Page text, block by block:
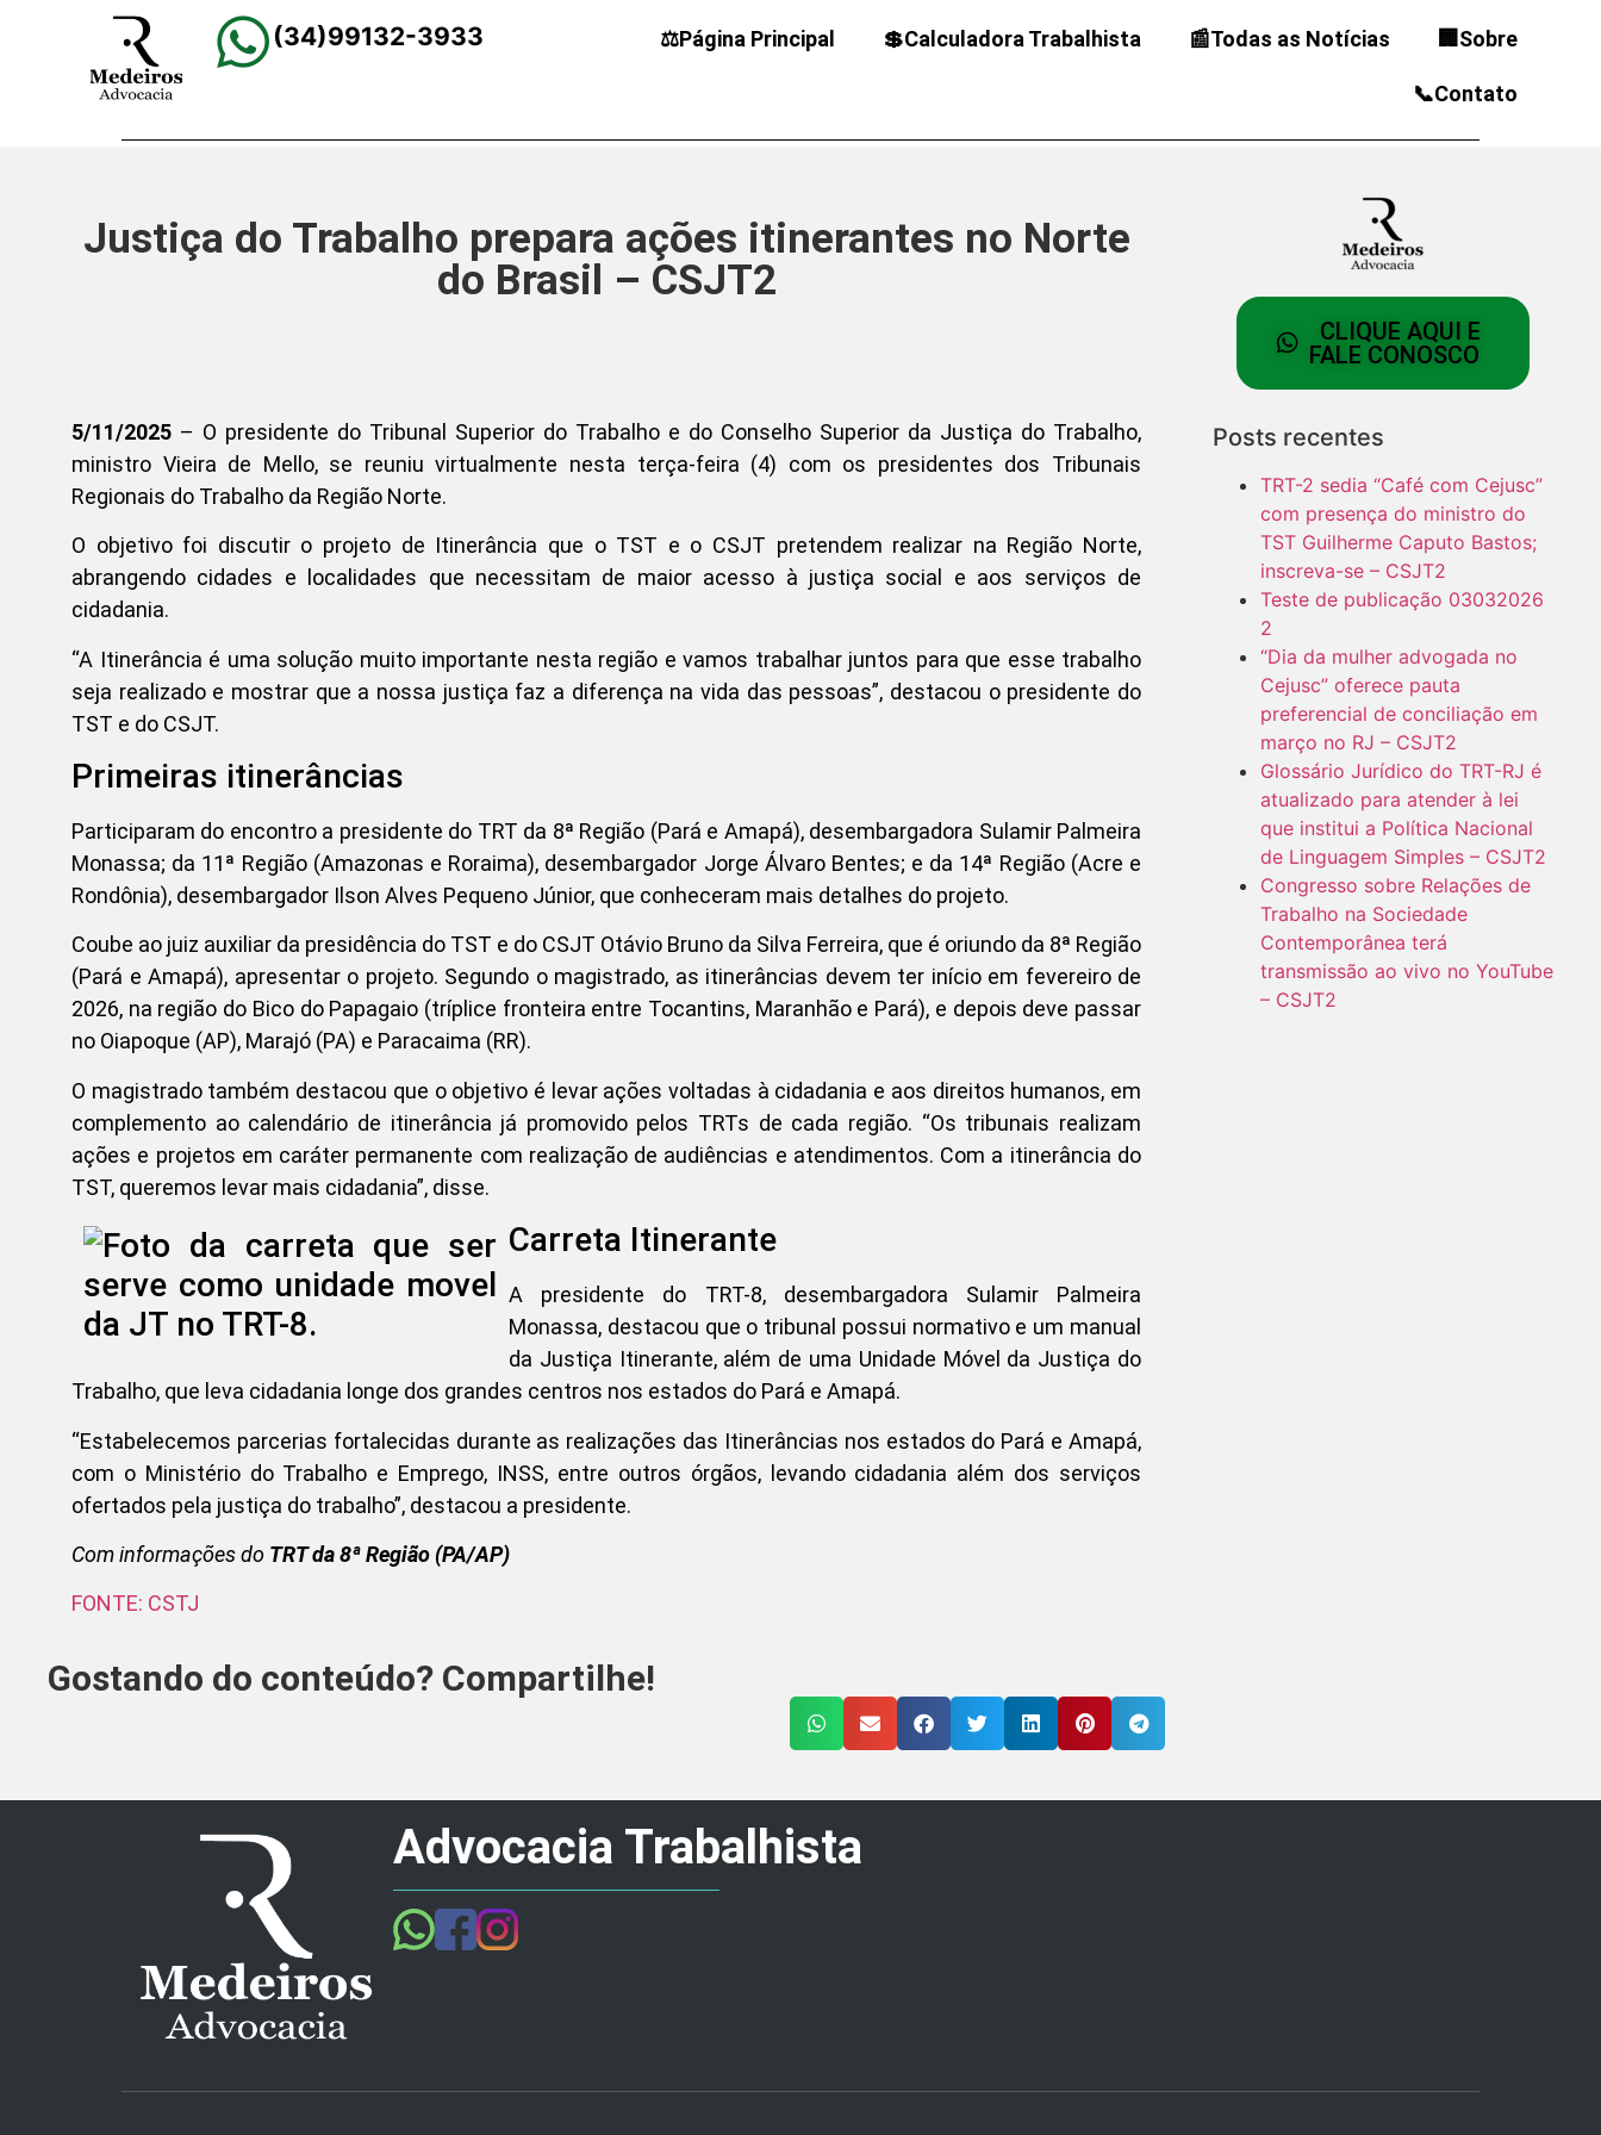
(34)99132-3933 ⚖️Página Principal 💲Calculadora Trabalhista 📰Todas as Notícias 🏢Sobre
📞Contato
Justiça do Trabalho prepara ações itinerantes no Norte
do Brasil – CSJT2
5/11/2025 – O presidente do Tribunal Superior do Trabalho e do Conselho Superior da Justiça do Trabalho,
ministro Vieira de Mello, se reuniu virtualmente nesta terça-feira (4) com os presidentes dos Tribunais
Regionais do Trabalho da Região Norte.
O objetivo foi discutir o projeto de Itinerância que o TST e o CSJT pretendem realizar na Região Norte,
abrangendo cidades e localidades que necessitam de maior acesso à justiça social e aos serviços de
cidadania.
“A Itinerância é uma solução muito importante nesta região e vamos trabalhar juntos para que esse trabalho
seja realizado e mostrar que a nossa justiça faz a diferença na vida das pessoas”, destacou o presidente do
TST e do CSJT.
Primeiras itinerâncias
Participaram do encontro a presidente do TRT da 8ª Região (Pará e Amapá), desembargadora Sulamir Palmeira
Monassa; da 11ª Região (Amazonas e Roraima), desembargador Jorge Álvaro Bentes; e da 14ª Região (Acre e
Rondônia), desembargador Ilson Alves Pequeno Júnior, que conheceram mais detalhes do projeto.
Coube ao juiz auxiliar da presidência do TST e do CSJT Otávio Bruno da Silva Ferreira, que é oriundo da 8ª Região
(Pará e Amapá), apresentar o projeto. Segundo o magistrado, as itinerâncias devem ter início em fevereiro de
2026, na região do Bico do Papagaio (tríplice fronteira entre Tocantins, Maranhão e Pará), e depois deve passar
no Oiapoque (AP), Marajó (PA) e Paracaima (RR).
O magistrado também destacou que o objetivo é levar ações voltadas à cidadania e aos direitos humanos, em
complemento ao calendário de itinerância já promovido pelos TRTs de cada região. “Os tribunais realizam
ações e projetos em caráter permanente com realização de audiências e atendimentos. Com a itinerância do
TST, queremos levar mais cidadania”, disse.
Carreta Itinerante
A presidente do TRT-8, desembargadora Sulamir Palmeira
Monassa, destacou que o tribunal possui normativo e um manual
da Justiça Itinerante, além de uma Unidade Móvel da Justiça do
Trabalho, que leva cidadania longe dos grandes centros nos estados do Pará e Amapá.
“Estabelecemos parcerias fortalecidas durante as realizações das Itinerâncias nos estados do Pará e Amapá,
com o Ministério do Trabalho e Emprego, INSS, entre outros órgãos, levando cidadania além dos serviços
ofertados pela justiça do trabalho”, destacou a presidente.
Com informações do TRT da 8ª Região (PA/AP)
FONTE: CSTJ
Gostando do conteúdo? Compartilhe!
CLIQUE AQUI E
FALE CONOSCO
Posts recentes
TRT-2 sedia “Café com Cejusc”
com presença do ministro do
TST Guilherme Caputo Bastos;
inscreva-se – CSJT2
Teste de publicação 03032026
2
“Dia da mulher advogada no
Cejusc” oferece pauta
preferencial de conciliação em
março no RJ – CSJT2
Glossário Jurídico do TRT-RJ é
atualizado para atender à lei
que institui a Política Nacional
de Linguagem Simples – CSJT2
Congresso sobre Relações de
Trabalho na Sociedade
Contemporânea terá
transmissão ao vivo no YouTube
– CSJT2
Advocacia Trabalhista